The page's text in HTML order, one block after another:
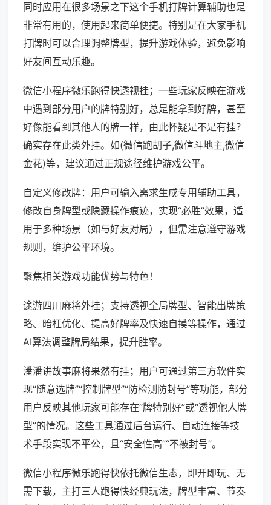
同时应用在很多场景之下这个手机打牌计算辅助也是
非常有用的，使用起来简单便捷。特别是在大家手机
打牌时可以合理调整牌型，提升游戏体验，避免影响
好友间互动乐趣。
微信小程序微乐跑得快透视挂；一些玩家反映在游戏
中遇到部分用户的牌特别好，总是能拿到好牌，甚至
好像能看到其他人的牌一样，由此怀疑是不是有挂？
确实存在此类外挂。如(微信跑胡子,微信斗地主,微信
金花)等，建议通过正规途径维护游戏公平。
自定义修改牌：用户可输入需求生成专用辅助工具，
修改自身牌型或隐藏操作痕迹，实现“必胜”效果，适
用于多种场景（如与好友对局），但需注意遵守游戏
规则，维护公平环境。
聚焦相关游戏功能优势与特色！
途游四川麻将外挂；支持透视全局牌型、智能出牌策
略、暗杠优化、提高好牌率及快速自摸等操作，通过
AI算法调整牌局结果，提升胜率。
潘潘讲故事麻将果然有挂；用户可通过第三方软件实
现“随意选牌”“控制牌型”“防检测防封号”等功能，部分
用户反映其他玩家可能存在“牌特别好”或“透视他人牌
型”的情况。这些工具通过后台运行、自动连接等技
术手段实现不平公，且“安全性高”“不被封号”。
微信小程序微乐跑得快依托微信生态，即开即玩、无
需下载，主打三人跑得快经典玩法，牌型丰富、节奏